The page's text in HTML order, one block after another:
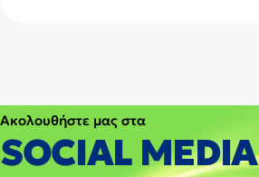
Ακολουθήστε μας στα
SOCIAL MEDIA